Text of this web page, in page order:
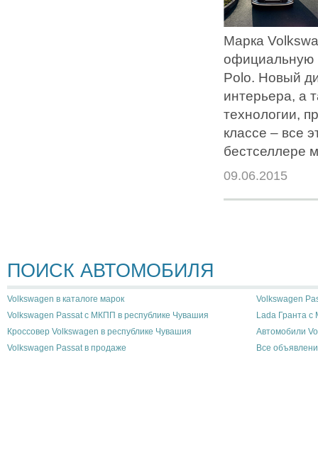
Марка
официальную
Polo. Новый
интерьера, а
технологии,
классе – все
бестселлере
09.06.2015
ПОИСК АВТОМОБИЛЯ
Volkswagen в каталоге марок
Volkswagen
Volkswagen Passat с МКПП в республике Чувашия
Lada Гранта
Кроссовер Volkswagen в республике Чувашия
Автомобили
Volkswagen Passat в продаже
Все